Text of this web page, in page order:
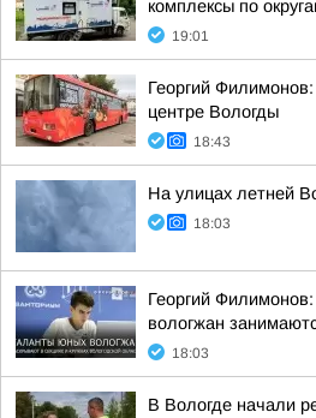
комплексы по
19:01
Георгий Филимонов:
центре Вологды
18:43
На улицах летней
18:03
Георгий
вологжан
18:03
В Вологде начали